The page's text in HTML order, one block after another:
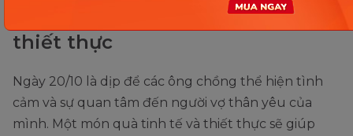
Gợi ý quà 20/10 cho vợ tinh tế và
thiết thực
Ngày 20/10 là dịp để các ông chồng thể hiện tình
cảm và sự quan tâm đến người vợ thân yêu của
mình. Một món quà tinh tế và thiết thực sẽ giúp